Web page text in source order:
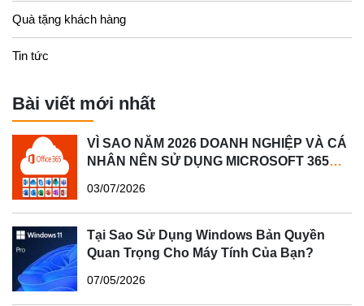
Quà tặng khách hàng
Tin tức
Bài viết mới nhất
VÌ SAO NĂM 2026 DOANH NGHIỆP VÀ CÁ
NHÂN NÊN SỬ DỤNG MICROSOFT 365
03/07/2026
Tại Sao Sử Dụng Windows Bản Quyền
Quan Trọng Cho Máy Tính Của Bạn?
07/05/2026